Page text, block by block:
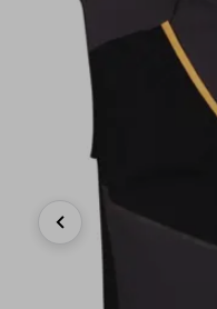
Previous